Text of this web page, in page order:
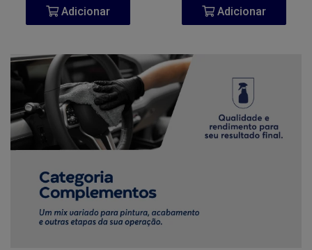
Adicionar Adicionar